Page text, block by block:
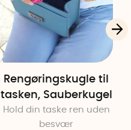
Rengøringskugle til
tasken, Sauberkugel
Hold din taske ren uden
besvær